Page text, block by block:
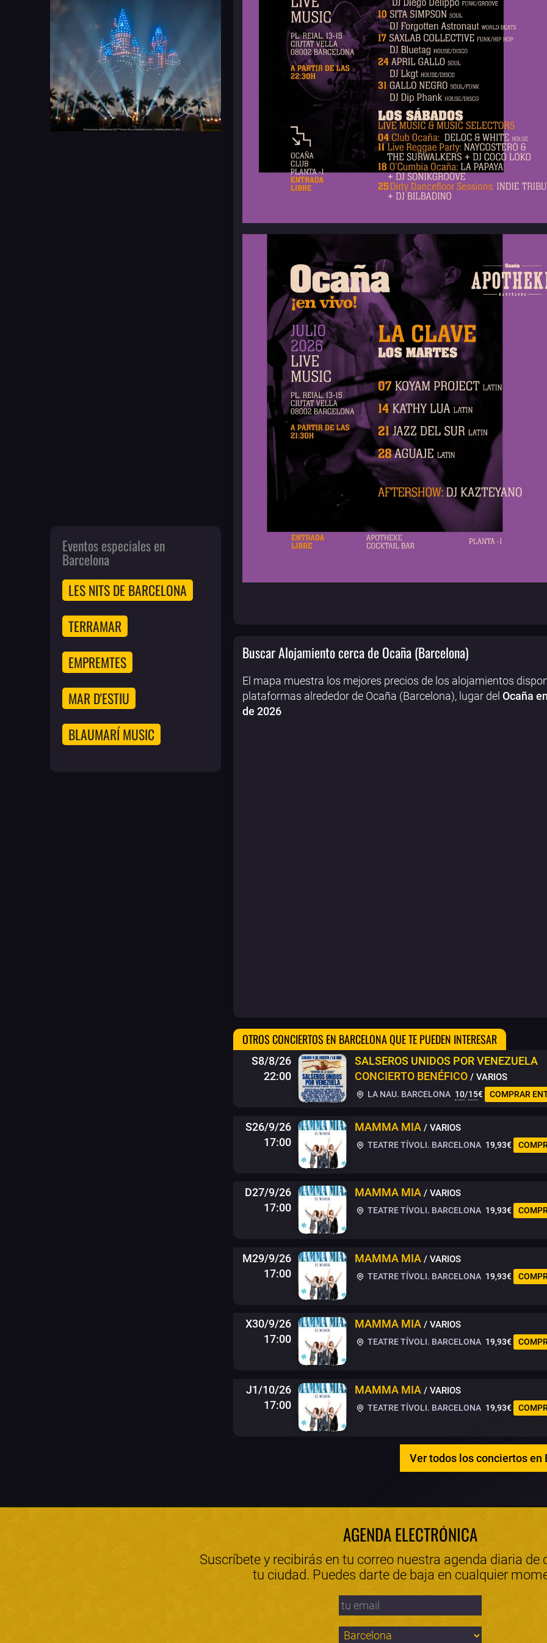
Buscar Alojamiento cerca de Ocaña (Barcelona)
El mapa muestra los mejores precios de los alojamientos
plataformas alrededor de Ocaña (Barcelona), lugar del Ocaña
de 2026
OTROS CONCIERTOS EN BARCELONA QUE TE PUEDEN INTERESAR
S8/8/26
22:00
SALSEROS UNIDOS POR VENEZUELA
CONCIERTO BENÉFICO / VARIOS
LA NAU. BARCELONA 10/15€ COMPRAR
S26/9/26
17:00
MAMMA MIA / VARIOS
TEATRE TÍVOLI. BARCELONA 19,93€
D27/9/26
17:00
MAMMA MIA / VARIOS
TEATRE TÍVOLI. BARCELONA 19,93€
M29/9/26
17:00
MAMMA MIA / VARIOS
TEATRE TÍVOLI. BARCELONA 19,93€
X30/9/26
17:00
MAMMA MIA / VARIOS
TEATRE TÍVOLI. BARCELONA 19,93€
J1/10/26
17:00
MAMMA MIA / VARIOS
TEATRE TÍVOLI. BARCELONA 19,93€
Ver todos los conciertos en
Eventos especiales en
Barcelona
LES NITS DE BARCELONA
TERRAMAR
EMPREMTES
MAR D'ESTIU
BLAUMARÍ MUSIC
AGENDA ELECTRÓNICA
Suscríbete y recibirás en tu correo nuestra agenda diaria de
tu ciudad. Puedes darte de baja en cualquier